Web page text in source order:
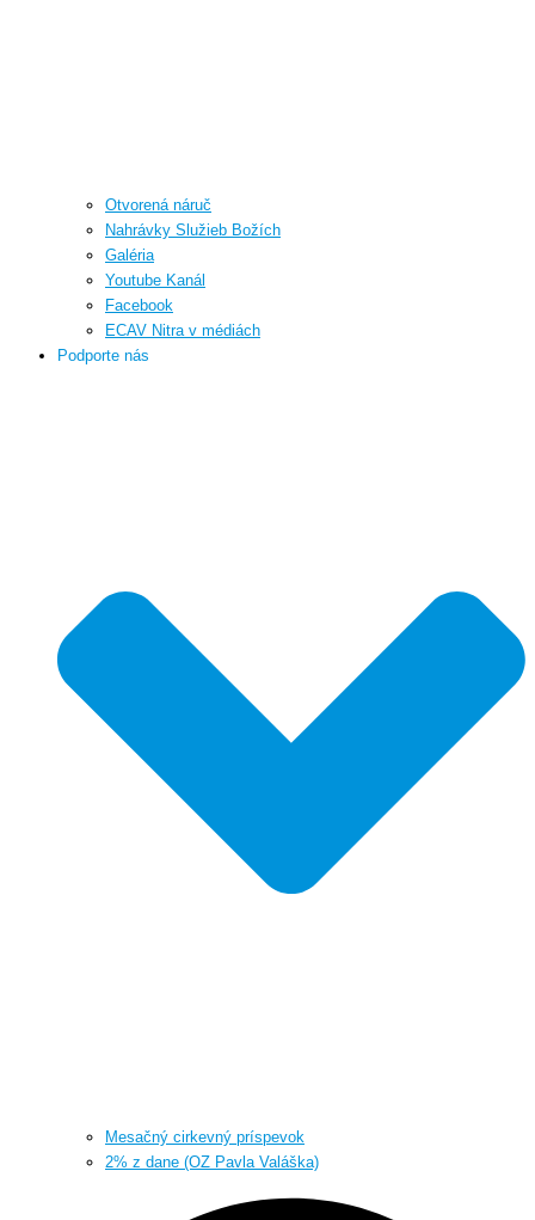
Otvorená náruč
Nahrávky Služieb Božích
Galéria
Youtube Kanál
Facebook
ECAV Nitra v médiách
Podporte nás
Mesačný cirkevný príspevok
2% z dane (OZ Pavla Valáška)